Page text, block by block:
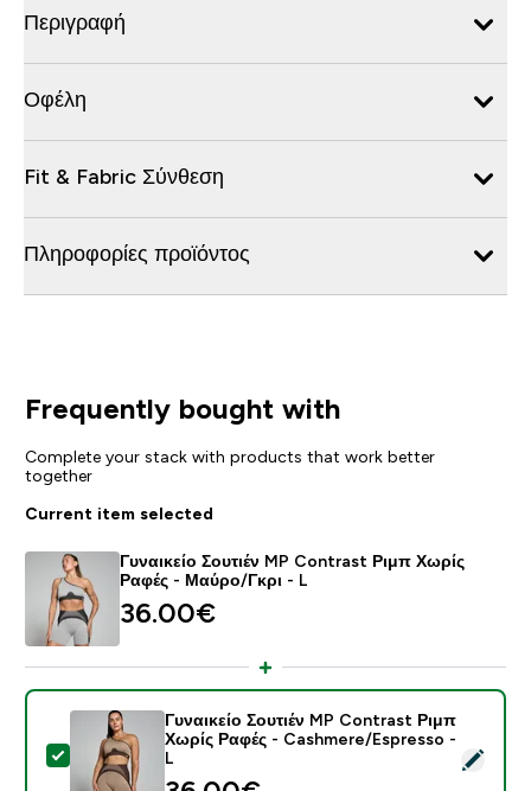
Περιγραφή
Οφέλη
Fit & Fabric Σύνθεση
Πληροφορίες προϊόντος
Frequently bought with
Complete your stack with products that work better
together
Current item selected
Γυναικείο Σουτιέν MP Contrast Ριμπ Χωρίς
Ραφές - Μαύρο/Γκρι - L
36.00€‎
Select this product - Γυναικείο Σουτιέν MP
Γυναικείο Σουτιέν MP Contrast Ριμπ
Χωρίς Ραφές - Cashmere/Espresso -
L